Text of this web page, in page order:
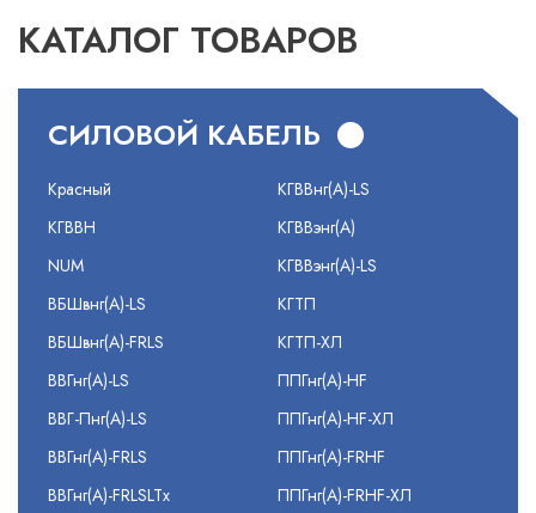
КАТАЛОГ ТОВАРОВ
СИЛОВОЙ КАБЕЛЬ
Красный
КГВВН
NUM
ВБШвнг(А)-LS
ВБШвнг(А)-FRLS
ВВГнг(А)-LS
ВВГ-Пнг(А)-LS
ВВГнг(А)-FRLS
ВВГнг(А)-FRLSLTx
КГВВнг(А)-LS
КГВВэнг(А)
КГВВэнг(А)-LS
КГТП
КГТП-ХЛ
ППГнг(А)-HF
ППГнг(А)-HF-ХЛ
ППГнг(А)-FRHF
ППГнг(А)-FRHF-ХЛ